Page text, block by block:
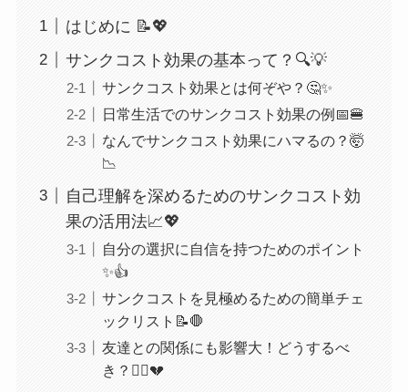
はじめに 📝💖
サンクコスト効果の基本って？🔍💡
サンクコスト効果とは何ぞや？🤔✨
日常生活でのサンクコスト効果の例📅🍔
なんでサンクコスト効果にハマるの？🤯
📉
自己理解を深めるためのサンクコスト効
果の活用法📈💖
自分の選択に自信を持つためのポイント
✨👍
サンクコストを見極めるための簡単チェ
ックリスト📝🛑
友達との関係にも影響大！どうするべ
き？👯‍♀️💔